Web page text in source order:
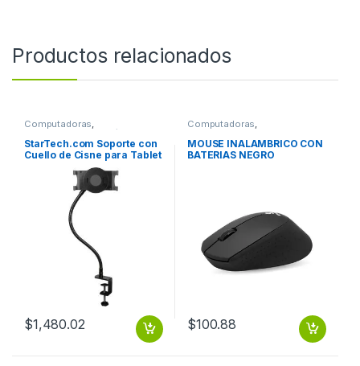
Productos relacionados
Computadoras
Computadoras Portátiles
StarTech.com Soporte con
Cuello de Cisne para Tablet
PARA TABLET 7 A 11
PULGADAS
$1,480.02
Computadoras
Computadoras de Escritorio
MOUSE INALAMBRICO CON
BATERIAS NEGRO
$100.88